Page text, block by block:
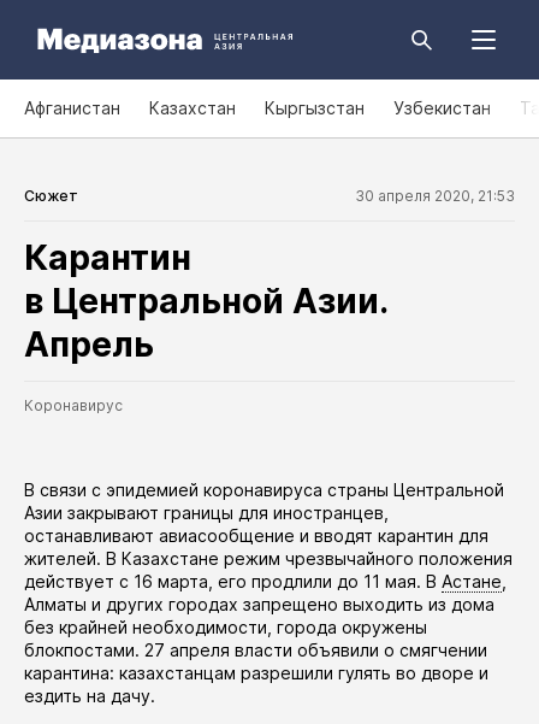
Афганистан Казахстан Кыргызстан Узбекистан
Сюжет 30 апреля 2020, 21:53
Карантин
в Центральной Азии.
Апрель
Коронавирус
В связи с эпидемией коронавируса страны Центральной
Азии закрывают границы для иностранцев,
останавливают авиасообщение и вводят карантин для
жителей. В Казахстане режим чрезвычайного положения
действует с 16 марта, его продлили до 11 мая. В Астане
Алматы и других городах запрещено выходить из дома
без крайней необходимости, города окружены
блокпостами. 27 апреля власти объявили о смягчении
карантина: казахстанцам разрешили гулять во дворе и
ездить на дачу.